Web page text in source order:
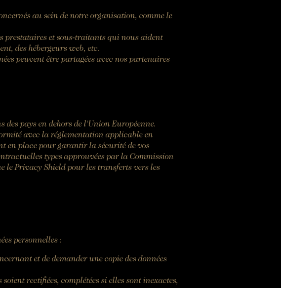
au sein de notre organisation, comme le
prestataires et sous-traitants qui nous aident
des hébergeurs web, etc.
peuvent être partagées avec nos partenaires
des pays en dehors de l'Union Européenne.
avec la réglementation applicable en
en place pour garantir la sécurité de vos
types approuvées par la Commission
le Privacy Shield pour les transferts vers les
personnelles :
et de demander une copie des données
rectifiées, complétées si elles sont inexactes,